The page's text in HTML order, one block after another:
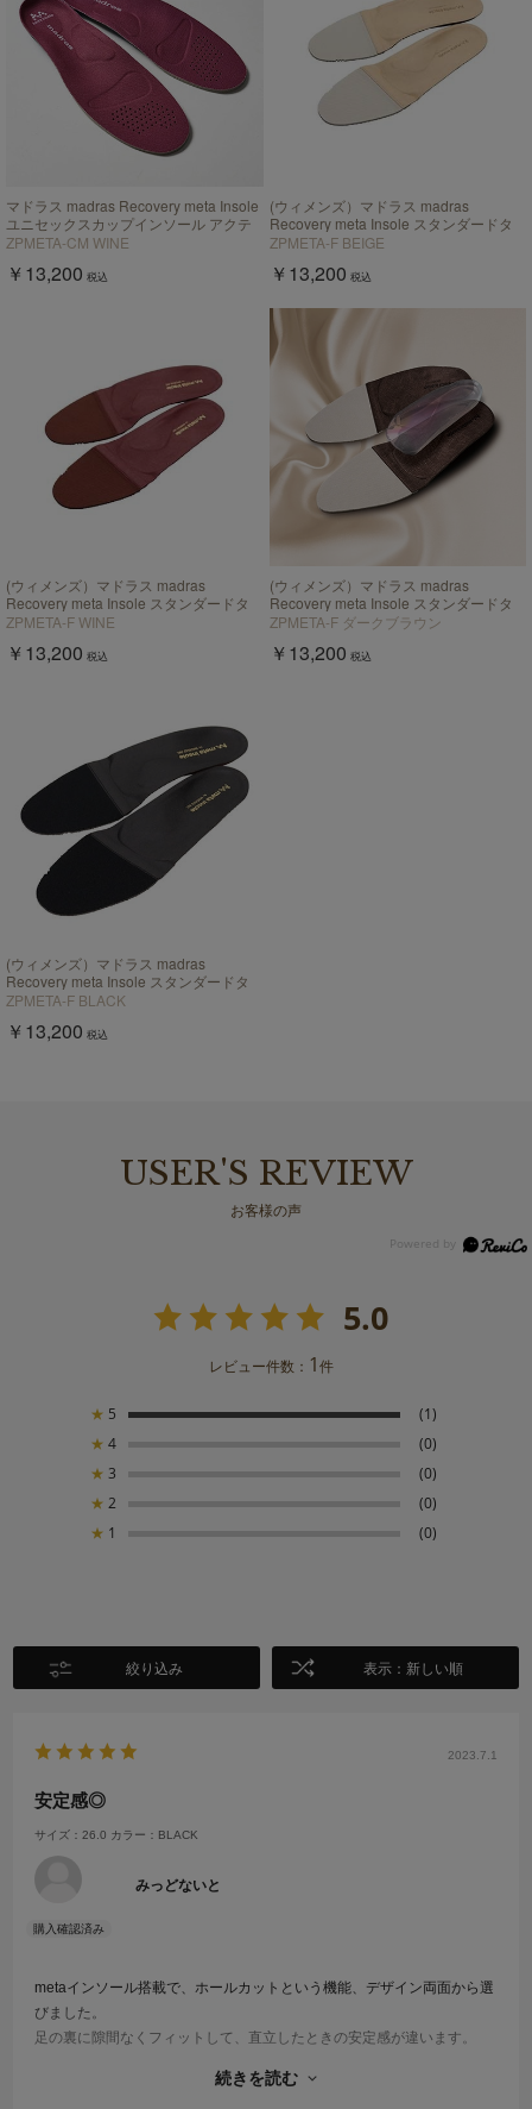
マドラス madras Recovery meta Insole
ユニセックスカップインソール アクテ
ィブタイプ【返品不可商品】
ZPMETA-CM WINE
￥13,200 税込
(ウィメンズ）マドラス madras
Recovery meta Insole スタンダードタ
イプ "歩行の質を上げる”【返品不可商
ZPMETA-F BEIGE
￥13,200 税込
(ウィメンズ）マドラス madras
Recovery meta Insole スタンダードタ
イプ "歩行の質を上げる”【返品不可商
ZPMETA-F WINE
￥13,200 税込
(ウィメンズ）マドラス madras
Recovery meta Insole スタンダードタ
イプ "歩行の質を上げる”【返品不可商
ZPMETA-F ダークブラウン
￥13,200 税込
(ウィメンズ）マドラス madras
Recovery meta Insole スタンダードタ
イプ "歩行の質を上げる”【返品不可商
ZPMETA-F BLACK
￥13,200 税込
USER'S REVIEW
お客様の声
5.0
レビュー件数： 1件
★ 5
(1)
★ 4
(0)
★ 3
(0)
★ 2
(0)
★ 1 (0)
絞り込み 表示：新しい順
2023.7.1
安定感◎
サイズ：26.0 カラー：BLACK
みっどないと
metaインソール搭載で、ホールカットという機能、デザイン両面から選
びました。
足の裏に隙間なくフィットして、直立したときの安定感が違います。
普段3～4Eを履く幅広の私にはやや狭めですが、許容範囲で慣れれば大
続きを読む